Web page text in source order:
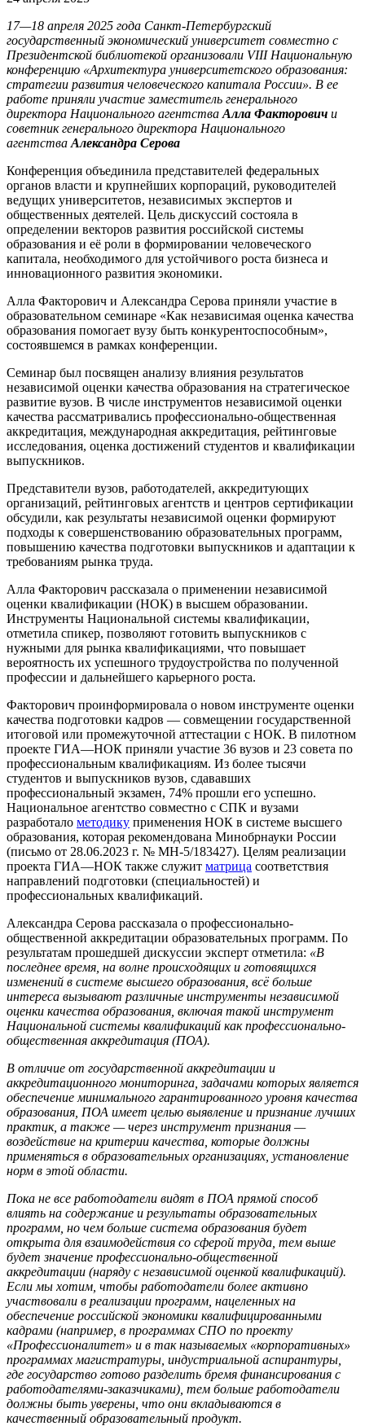
17—18 апреля 2025 года Санкт-Петербургский
государственный экономический университет совместно с
Президентской библиотекой организовали VIII Национальную
конференцию «Архитектура университетского образования:
стратегии развития человеческого капитала России». В ее
работе приняли участие заместитель генерального
директора Национального агентства Алла Факторович и
советник генерального директора Национального
агентства Александра Серова
Конференция объединила представителей федеральных
органов власти и крупнейших корпораций, руководителей
ведущих университетов, независимых экспертов и
общественных деятелей. Цель дискуссий состояла в
определении векторов развития российской системы
образования и её роли в формировании человеческого
капитала, необходимого для устойчивого роста бизнеса и
инновационного развития экономики.
Алла Факторович и Александра Серова приняли участие в
образовательном семинаре «Как независимая оценка качества
образования помогает вузу быть конкурентоспособным»,
состоявшемся в рамках конференции.
Семинар был посвящен анализу влияния результатов
независимой оценки качества образования на стратегическое
развитие вузов. В числе инструментов независимой оценки
качества рассматривались профессионально-общественная
аккредитация, международная аккредитация, рейтинговые
исследования, оценка достижений студентов и квалификации
выпускников.
Представители вузов, работодателей, аккредитующих
организаций, рейтинговых агентств и центров сертификации
обсудили, как результаты независимой оценки формируют
подходы к совершенствованию образовательных программ,
повышению качества подготовки выпускников и адаптации к
требованиям рынка труда.
Алла Факторович рассказала о применении независимой
оценки квалификации (НОК) в высшем образовании.
Инструменты Национальной системы квалификации,
отметила спикер, позволяют готовить выпускников с
нужными для рынка квалификациями, что повышает
вероятность их успешного трудоустройства по полученной
профессии и дальнейшего карьерного роста.
Факторович проинформировала о новом инструменте оценки
качества подготовки кадров — совмещении государственной
итоговой или промежуточной аттестации с НОК. В пилотном
проекте ГИА—НОК приняли участие 36 вузов и 23 совета по
профессиональным квалификациям. Из более тысячи
студентов и выпускников вузов, сдававших
профессиональный экзамен, 74% прошли его успешно.
Национальное агентство совместно с СПК и вузами
разработало методику применения НОК в системе высшего
образования, которая рекомендована Минобрнауки России
(письмо от 28.06.2023 г. № МН-5/183427). Целям реализации
проекта ГИА—НОК также служит матрица соответствия
направлений подготовки (специальностей) и
профессиональных квалификаций.
Александра Серова рассказала о профессионально-
общественной аккредитации образовательных программ. По
результатам прошедшей дискуссии эксперт отметила: «В
последнее время, на волне происходящих и готовящихся
изменений в системе высшего образования, всё больше
интереса вызывают различные инструменты независимой
оценки качества образования, включая такой инструмент
Национальной системы квалификаций как профессионально-
общественная аккредитация (ПОА).
В отличие от государственной аккредитации и
аккредитационного мониторинга, задачами которых является
обеспечение минимального гарантированного уровня качества
образования, ПОА имеет целью выявление и признание лучших
практик, а также — через инструмент признания —
воздействие на критерии качества, которые должны
применяться в образовательных организациях, установление
норм в этой области.
Пока не все работодатели видят в ПОА прямой способ
влиять на содержание и результаты образовательных
программ, но чем больше система образования будет
открыта для взаимодействия со сферой труда, тем выше
будет значение профессионально-общественной
аккредитации (наряду с независимой оценкой квалификаций).
Если мы хотим, чтобы работодатели более активно
участвовали в реализации программ, нацеленных на
обеспечение российской экономики квалифицированными
кадрами (например, в программах СПО по проекту
«Профессионалитет» и в так называемых «корпоративных»
программах магистратуры, индустриальной аспирантуры,
где государство готово разделить бремя финансирования с
работодателями-заказчиками), тем больше работодатели
должны быть уверены, что они вкладываются в
качественный образовательный продукт.